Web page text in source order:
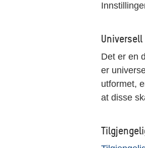
Det er en
er
utformet,
at disse